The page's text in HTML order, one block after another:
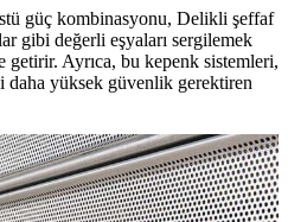
güç kombinasyonu, Delikli şeffaf
gibi değerli eşyaları sergilemek
Ayrıca, bu kepenk sistemleri,
daha yüksek güvenlik gerektiren